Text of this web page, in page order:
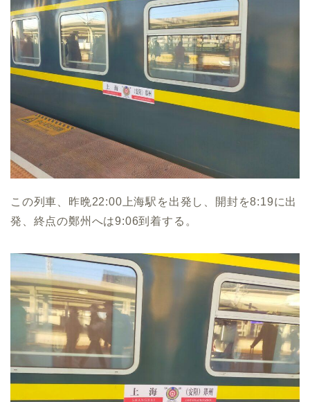
この列車、昨晩22:00上海駅を出発し、開封を8:19に出
発、終点の鄭州へは9:06到着する。